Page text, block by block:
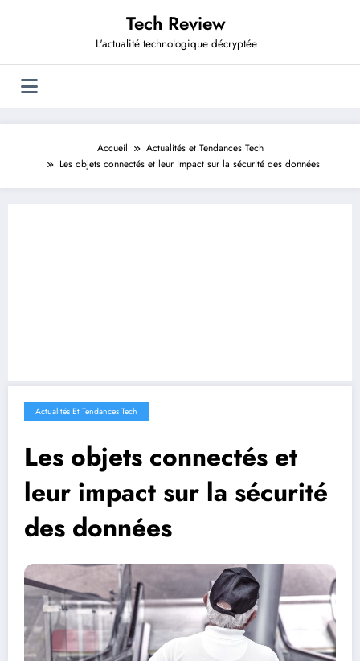
Tech Review
L'actualité technologique décryptée
Accueil
Actualités et Tendances Tech
Les objets connectés et leur impact sur la sécurité des données
Actualités Et Tendances Tech
Les objets connectés et
leur impact sur la sécurité
des données